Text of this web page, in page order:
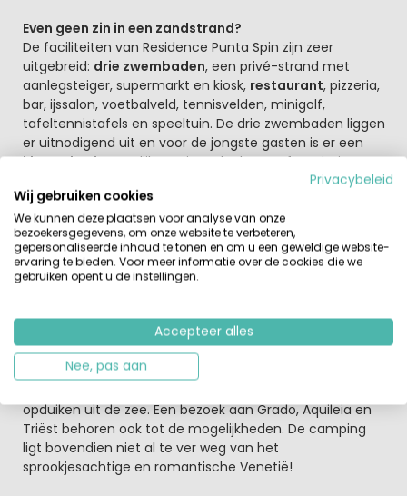
Even geen zin in een zandstrand?
De faciliteiten van Residence Punta Spin zijn zeer
uitgebreid: drie zwembaden, een privé-strand met
aanlegsteiger, supermarkt en kiosk, restaurant, pizzeria,
bar, ijssalon, voetbalveld, tennisvelden, minigolf,
tafeltennistafels en speeltuin. De drie zwembaden liggen
er uitnodigend uit en voor de jongste gasten is er een
kleuterbadmet glijbaantje en leuk waterfonteintje. Het
staat bovendien klaar om jong en oud te
vermaken tijdens de vakantie.
Geniet na een dag zon, zee en strand van een heerlijke
pizza of lekkere Italiaanse pasta welke geserveerd
worden in het gezellige restaurant op de camping. Of
stacaravan.
Romantisch Venetië
Vanaf de camping worden tochten georganiseerd naar
opduiken uit de zee. Een bezoek aan Grado, Aquileia en
Triëst behoren ook tot de mogelijkheden. De camping
ligt bovendien niet al te ver weg van het
sprookjesachtige en romantische Venetië!
Privacybeleid
Wij gebruiken cookies
We kunnen deze plaatsen voor analyse van onze
bezoekersgegevens, om onze website te verbeteren,
gepersonaliseerde inhoud te tonen en om u een geweldige website-
ervaring te bieden. Voor meer informatie over de cookies die we
gebruiken opent u de instellingen.
Accepteer alles
Nee, pas aan